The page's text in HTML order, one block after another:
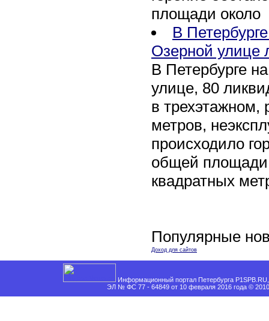
площади около
В
Озерной улице
В Петербурге
улице, 80
в трехэтажном,
метров,
происходило
общей площади
квадратных
Популярные
Доход для сайтов
Информационный портал Петербурга
ЭЛ № ФС 77 - 64849 от 10 февраля 2016 года ©